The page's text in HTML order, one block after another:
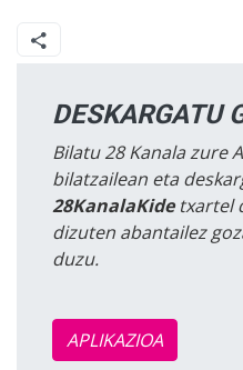
DESKARGATU
Bilatu 28 Kanala zure
bilatzailean eta
28KanalaKidetxartel
dizuten abantailez
duzu.
APLIKAZIOA